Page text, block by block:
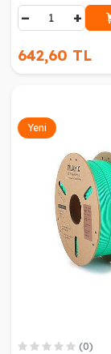
− +
642,60 TL
Yeni
(0)